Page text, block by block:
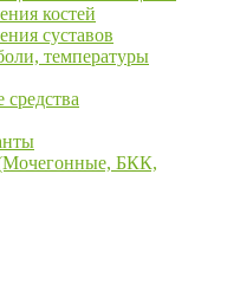
костей
суставов
температуры
БКК,